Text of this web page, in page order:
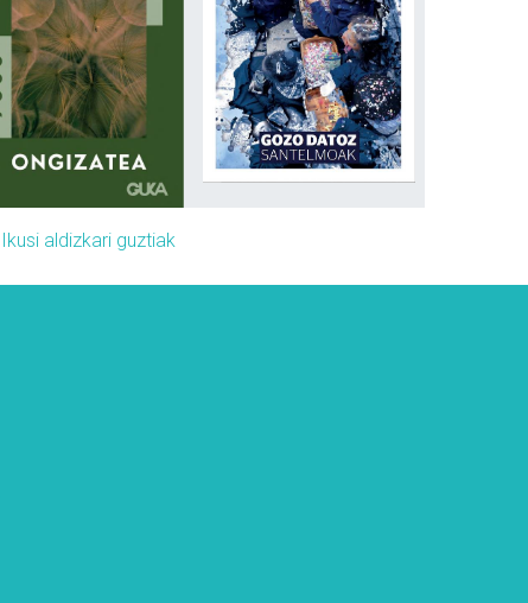
Ikusi aldizkari guztiak